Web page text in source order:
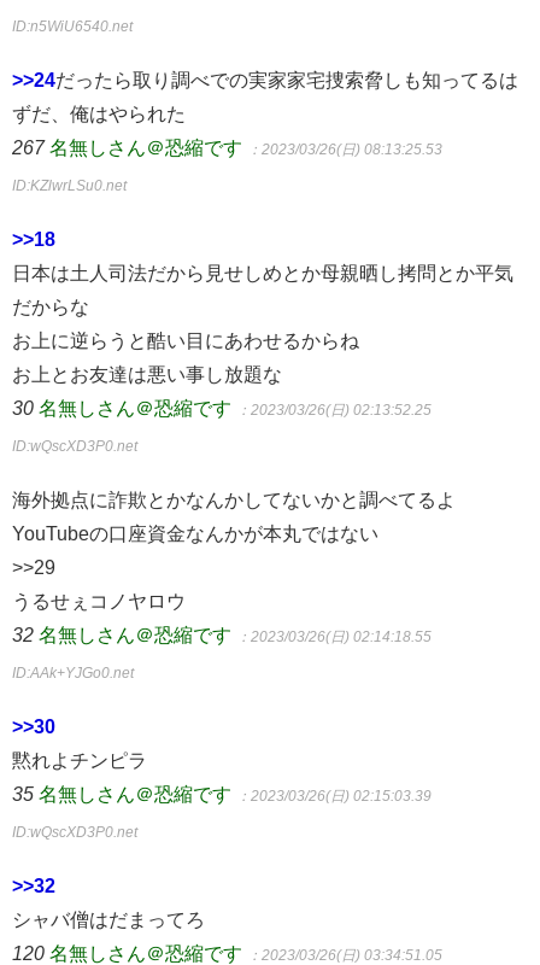
ID:n5WiU6540.net
>>24だったら取り調べでの実家家宅捜索脅しも知ってるは
ずだ、俺はやられた
267 名無しさん＠恐縮です ：2023/03/26(日) 08:13:25.53
ID:KZlwrLSu0.net
>>18
日本は土人司法だから見せしめとか母親晒し拷問とか平気
だからな
お上に逆らうと酷い目にあわせるからね
お上とお友達は悪い事し放題な
30 名無しさん＠恐縮です ：2023/03/26(日) 02:13:52.25
ID:wQscXD3P0.net
海外拠点に詐欺とかなんかしてないかと調べてるよ
YouTubeの口座資金なんかが本丸ではない
>>29
うるせぇコノヤロウ
32 名無しさん＠恐縮です ：2023/03/26(日) 02:14:18.55
ID:AAk+YJGo0.net
>>30
黙れよチンピラ
35 名無しさん＠恐縮です ：2023/03/26(日) 02:15:03.39
ID:wQscXD3P0.net
>>32
シャバ僧はだまってろ
120 名無しさん＠恐縮です ：2023/03/26(日) 03:34:51.05